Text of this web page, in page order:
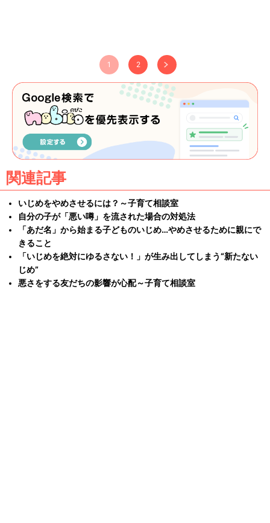
1 2
関連記事
いじめをやめさせるには？～子育て相談室
自分の子が「悪い噂」を流された場合の対処法
「あだ名」から始まる子どものいじめ…やめさせるために親にで
きること
「いじめを絶対にゆるさない！」が生み出してしまう“新たない
じめ”
悪さをする友だちの影響が心配～子育て相談室